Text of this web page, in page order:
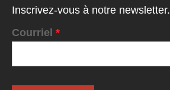
Inscrivez-vous à notre newsletter.
Courriel *